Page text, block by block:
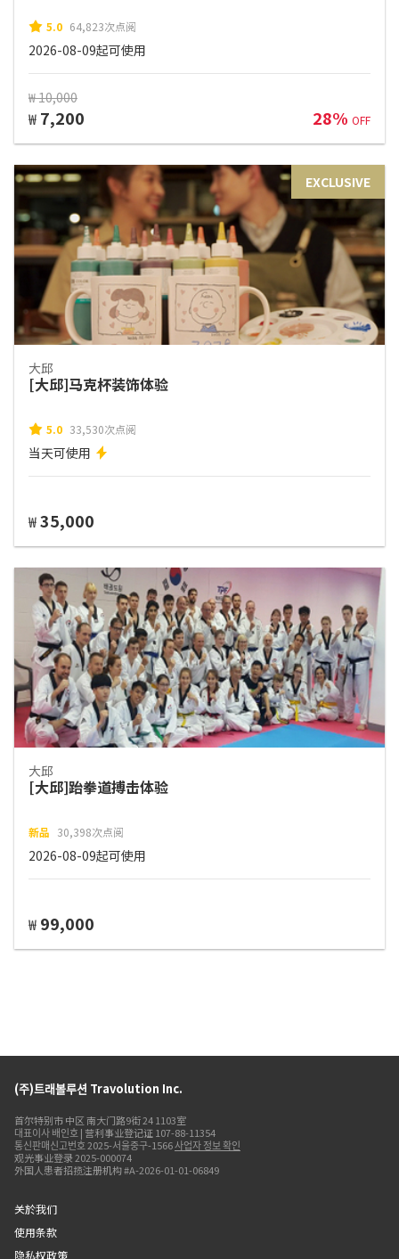
5.0 64,823次点阅
2026-08-09起可使用
₩ 10,000
₩ 7,200 28% OFF
EXCLUSIVE
大邱
[大邱]马克杯装饰体验
5.0 33,530次点阅
当天可使用
₩35,000
大邱
[大邱]跆拳道搏击体验
新品 30,398次点阅
2026-08-09起可使用
₩ 99,000
(주)트래볼루션 Travolution Inc.
首尔特别市 中区 南大门路9街 24 1103室
대표이사 배인호 | 营利事业登记证 107-88-11354
통신판매신고번호 2025-서울중구-1566사업자 정보 확인
观光事业登录 2025-000074
外国人患者招揽注册机构 #A-2026-01-01-06849
关於我们
使用条款
隐私权政策